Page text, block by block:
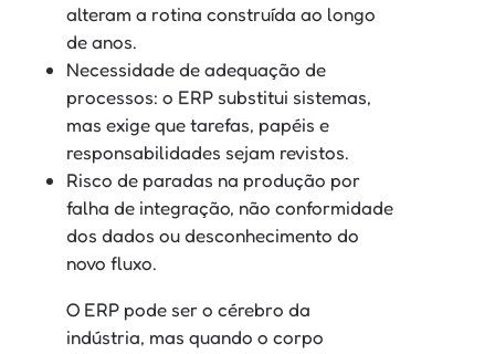
alteram a rotina construída ao longo
de anos.
Necessidade de adequação de
processos: o ERP substitui sistemas,
mas exige que tarefas, papéis e
responsabilidades sejam revistos.
Risco de paradas na produção por
falha de integração, não conformidade
dos dados ou desconhecimento do
novo fluxo.
O ERP pode ser o cérebro da
indústria, mas quando o corpo